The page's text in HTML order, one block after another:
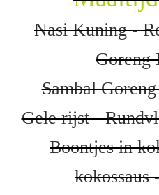
Nasi Kuning -
Goreng
Sambal
Gele rijst -
Boontjes in
kokossaus